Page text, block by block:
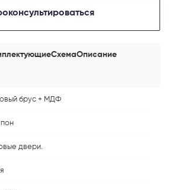
СхемаОписание
брус + МДФ
двери.